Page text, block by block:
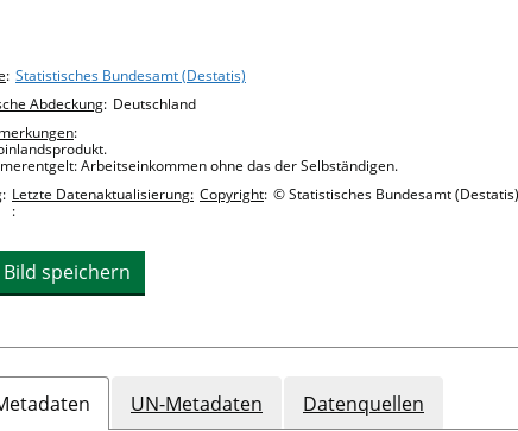
: Statistisches Bundesamt (Destatis)
Abdeckung: Deutschland
:
Arbeitseinkommen ohne das der Selbständigen.
: Letzte Datenaktualisierung:
:
Copyright: © Statistisches Bundesamt
speichern
UN-Metadaten Datenquellen